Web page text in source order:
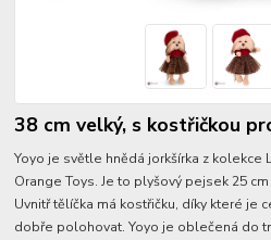
38 cm velký, s kostřičkou
Yoyo je světle hnědá jorkšírka z kolekce
Orange Toys. Je to plyšový pejsek 25
Uvnitř tělíčka má kostřičku, díky které je
dobře polohovat. Yoyo je oblečená do